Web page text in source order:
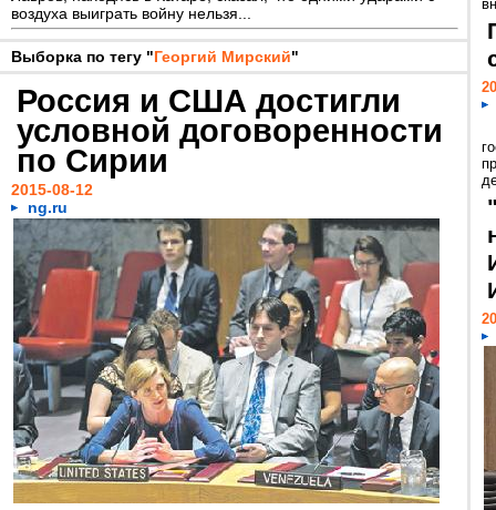
воздуха выиграть войну нельзя...
Выборка по тегу "Георгий Мирский"
Россия и США достигли
условной договоренности
по Сирии
2015-08-12
ng.ru